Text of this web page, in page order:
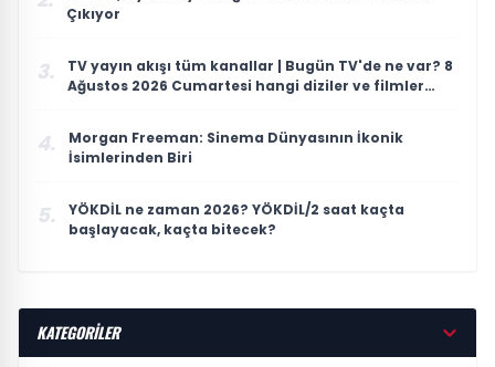
Çıkıyor
3.
TV yayın akışı tüm kanallar | Bugün TV'de ne var? 8
Ağustos 2026 Cumartesi hangi diziler ve filmler
4.
Morgan Freeman: Sinema Dünyasının İkonik
İsimlerinden Biri
5.
YÖKDİL ne zaman 2026? YÖKDİL/2 saat kaçta
başlayacak, kaçta bitecek?
KATEGORİLER